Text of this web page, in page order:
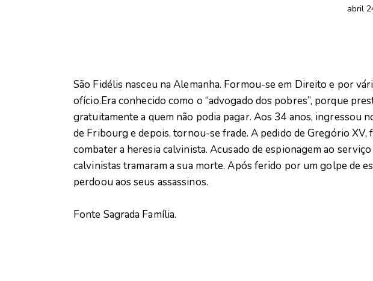
abril
São Fidélis nasceu na Alemanha. Formou-se em Direito e por
ofício.Era conhecido como o “advogado dos pobres”, porque
gratuitamente a quem não podia pagar. Aos 34 anos, ingressou
de Fribourg e depois, tornou-se frade. A pedido de Gregório XV,
combater a heresia calvinista. Acusado de espionagem ao
calvinistas tramaram a sua morte. Após ferido por um golpe de
perdoou aos seus assassinos.
Fonte Sagrada Família.